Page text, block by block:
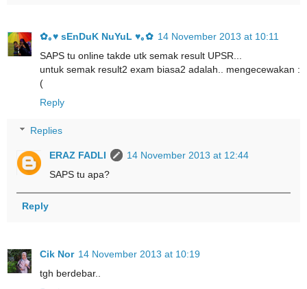
✿｡♥ sEnDuK NuYuL ♥｡✿ 14 November 2013 at 10:11
SAPS tu online takde utk semak result UPSR...
untuk semak result2 exam biasa2 adalah.. mengecewakan :
(
Reply
Replies
ERAZ FADLI
14 November 2013 at 12:44
SAPS tu apa?
Reply
Cik Nor 14 November 2013 at 10:19
tgh berdebar..